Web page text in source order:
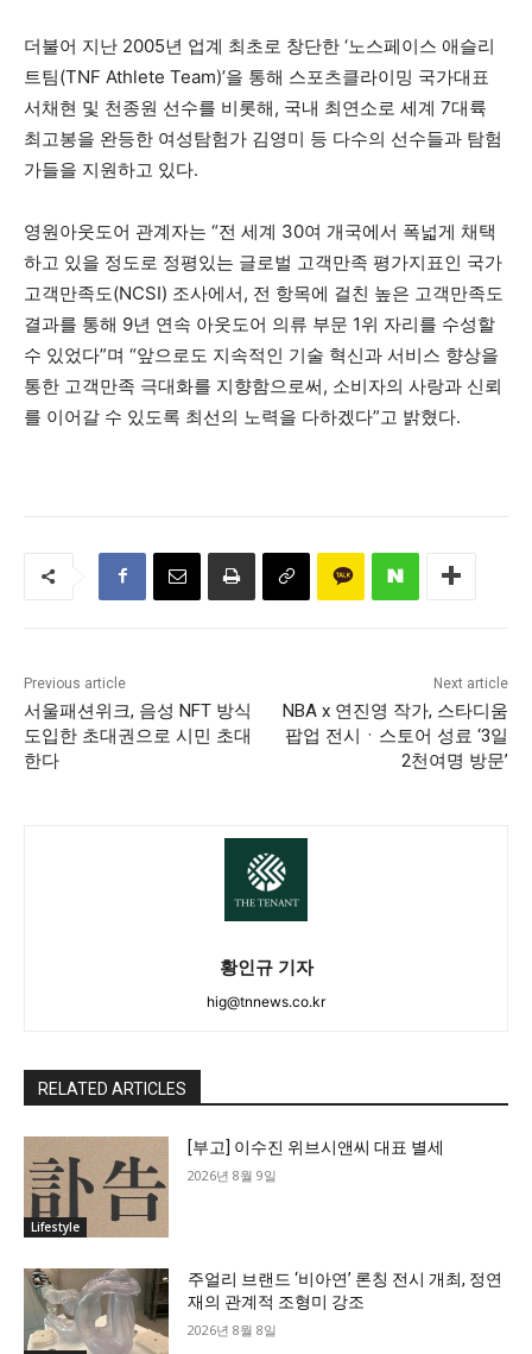
더불어 지난 2005년 업계 최초로 창단한 ‘노스페이스 애슬리
트팀(TNF Athlete Team)’을 통해 스포츠클라이밍 국가대표
서채현 및 천종원 선수를 비롯해, 국내 최연소로 세계 7대륙
최고봉을 완등한 여성탐험가 김영미 등 다수의 선수들과 탐험
가들을 지원하고 있다.
영원아웃도어 관계자는 “전 세계 30여 개국에서 폭넓게 채택
하고 있을 정도로 정평있는 글로벌 고객만족 평가지표인 국가
고객만족도(NCSI) 조사에서, 전 항목에 걸친 높은 고객만족도
결과를 통해 9년 연속 아웃도어 의류 부문 1위 자리를 수성할
수 있었다”며 “앞으로도 지속적인 기술 혁신과 서비스 향상을
통한 고객만족 극대화를 지향함으로써, 소비자의 사랑과 신뢰
를 이어갈 수 있도록 최선의 노력을 다하겠다”고 밝혔다.
Previous article
서울패션위크, 음성 NFT 방식
도입한 초대권으로 시민 초대
한다
Next article
NBA x 연진영 작가, 스타디움
팝업 전시ㆍ스토어 성료 ‘3일
2천여명 방문’
황인규 기자
hig@tnnews.co.kr
RELATED ARTICLES
Lifestyle
[부고] 이수진 위브시앤씨 대표 별세
2026년 8월 9일
주얼리 브랜드 ‘비아연’ 론칭 전시 개최, 정연
재의 관계적 조형미 강조
2026년 8월 8일